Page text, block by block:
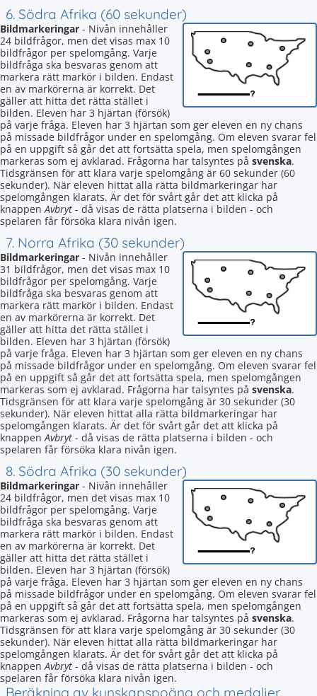
6. Södra Afrika (60 sekunder)
Bildmarkeringar - Nivån innehåller
24 bildfrågor, men det visas max 10
bildfrågor per spelomgång. Varje
bildfråga ska besvaras genom att
markera rätt markör i bilden. Endast
en av markörerna är korrekt. Det
gäller att hitta det rätta stället i
bilden. Eleven har 3 hjärtan (försök)
på varje fråga. Eleven har 3 hjärtan som ger eleven en ny chans
på missade bildfrågor under en spelomgång. Om eleven svarar fel
på en uppgift så går det att fortsätta spela, men spelomgången
markeras som ej avklarad. Frågorna har talsyntes på svenska.
Tidsgränsen för att klara varje spelomgång är 60 sekunder (60
sekunder). När eleven hittat alla rätta bildmarkeringar har
spelomgången klarats. Är det för svårt går det att klicka på
knappenAvbryt - då visas de rätta platserna i bilden - och
spelaren får försöka klara nivån igen.
7. Norra Afrika (30 sekunder)
Bildmarkeringar - Nivån innehåller
31 bildfrågor, men det visas max 10
bildfrågor per spelomgång. Varje
bildfråga ska besvaras genom att
markera rätt markör i bilden. Endast
en av markörerna är korrekt. Det
gäller att hitta det rätta stället i
bilden. Eleven har 3 hjärtan (försök)
på varje fråga. Eleven har 3 hjärtan som ger eleven en ny chans
på missade bildfrågor under en spelomgång. Om eleven svarar fel
på en uppgift så går det att fortsätta spela, men spelomgången
markeras som ej avklarad. Frågorna har talsyntes på svenska.
Tidsgränsen för att klara varje spelomgång är 30 sekunder (30
sekunder). När eleven hittat alla rätta bildmarkeringar har
spelomgången klarats. Är det för svårt går det att klicka på
knappenAvbryt - då visas de rätta platserna i bilden - och
spelaren får försöka klara nivån igen.
8. Södra Afrika (30 sekunder)
Bildmarkeringar - Nivån innehåller
24 bildfrågor, men det visas max 10
bildfrågor per spelomgång. Varje
bildfråga ska besvaras genom att
markera rätt markör i bilden. Endast
en av markörerna är korrekt. Det
gäller att hitta det rätta stället i
bilden. Eleven har 3 hjärtan (försök)
på varje fråga. Eleven har 3 hjärtan som ger eleven en ny chans
på missade bildfrågor under en spelomgång. Om eleven svarar fel
på en uppgift så går det att fortsätta spela, men spelomgången
markeras som ej avklarad. Frågorna har talsyntes på svenska.
Tidsgränsen för att klara varje spelomgång är 30 sekunder (30
sekunder). När eleven hittat alla rätta bildmarkeringar har
spelomgången klarats. Är det för svårt går det att klicka på
knappenAvbryt - då visas de rätta platserna i bilden - och
spelaren får försöka klara nivån igen.
Beräkning av kunskapspoäng och medaljer